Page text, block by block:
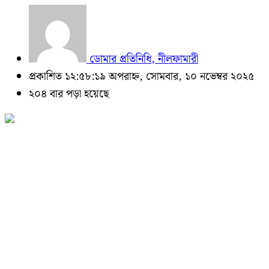
ডোমার প্রতিনিধি, নীলফামারী
প্রকাশিত ১২:৫৮:১৯ অপরাহ্ন, সোমবার, ১০ নভেম্বর ২০২৫
২০৪ বার পড়া হয়েছে